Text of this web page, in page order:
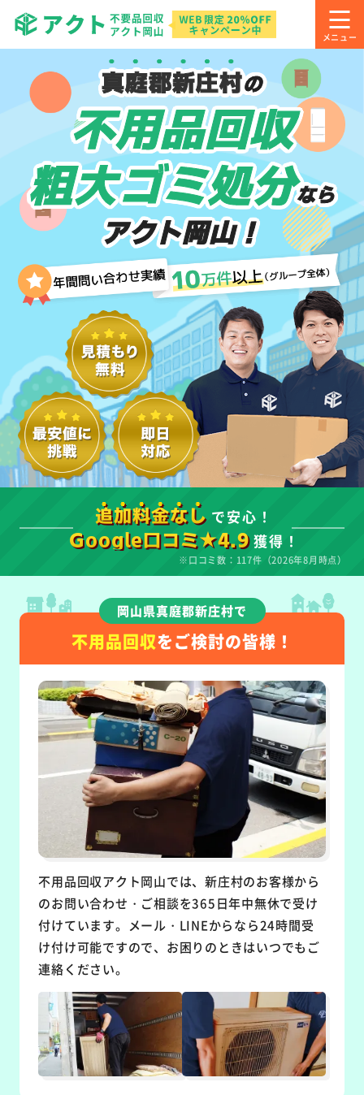
真庭郡新庄村の
不用品回収
粗大ゴミ処分なら
アクト岡山！
追加料金なし で安心！
Google口コミ★4.9 獲得！
※口コミ数：117件（2026年8月時点）
岡山県真庭郡新庄村で
不用品回収をご検討の皆様！
不用品回収アクト岡山では、新庄村のお客様から
のお問い合わせ・ご相談を365日年中無休で受け
付けています。メール・LINEからなら24時間受
け付け可能ですので、お困りのときはいつでもご
連絡ください。